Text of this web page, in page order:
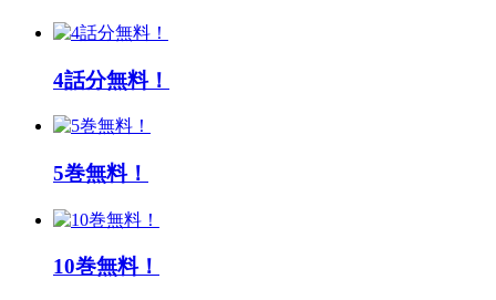
4話分無料！
5巻無料！
10巻無料！